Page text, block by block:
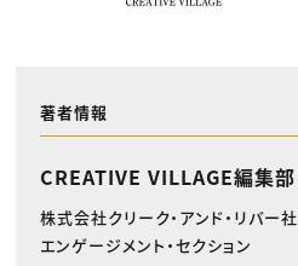
著者情報
CREATIVE VILLAGE編集部
株式会社クリーク・アンド・リバー社
エンゲージメント・セクション